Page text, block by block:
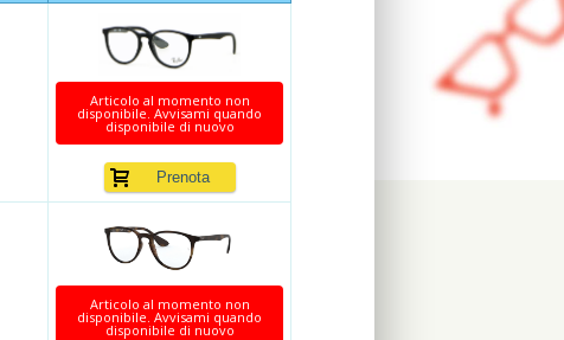
Articolo al momento non
disponibile. Avvisami quando
disponibile di nuovo
Articolo al momento non
disponibile. Avvisami quando
disponibile di nuovo